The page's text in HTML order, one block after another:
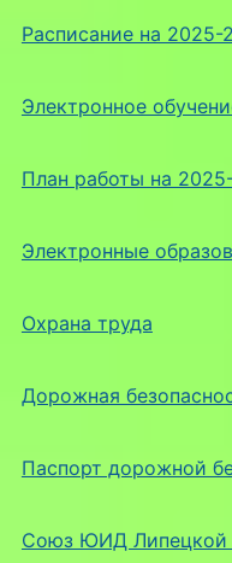
Расписание на 2025-
Электронное
План работы на
Электронные
Охрана труда
Дорожная
Паспорт дорожной
Союз ЮИД Липецкой